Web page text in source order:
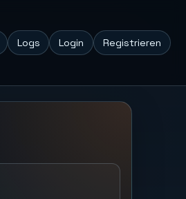
Logs Login Registrieren